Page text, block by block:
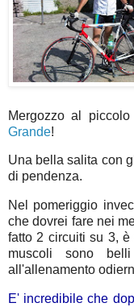
Mergozzo al
Grande!
Una bella salita con
di pendenza.
Nel pomeriggio
che dovrei fare nei
fatto 2 circuiti su 3,
muscoli sono
all'allenamento
E' incredibile che